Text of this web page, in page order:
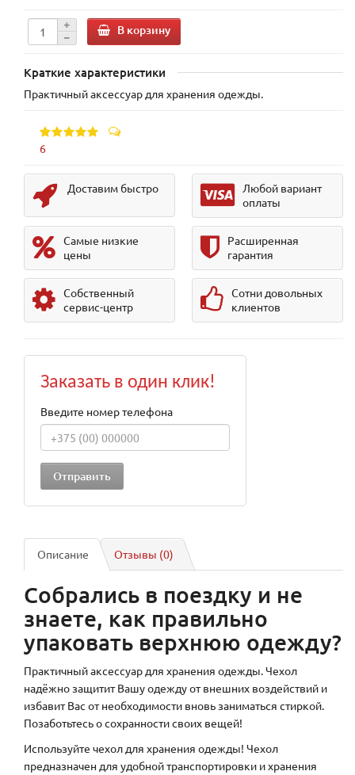
В корзину
Краткие характеристики
Практичный аксессуар для хранения одежды.
6
Доставим быстро
Любой вариант
оплаты
Самые низкие
цены
Расширенная
гарантия
Собственный
сервис-центр
Сотни довольных
клиентов
Заказать в один клик!
Введите номер телефона
Описание Отзывы (0)
Собрались в поездку и не
знаете, как правильно
упаковать верхнюю одежду?
Практичный аксессуар для хранения одежды. Чехол
надёжно защитит Вашу одежду от внешних воздействий и
избавит Вас от необходимости вновь заниматься стиркой.
Позаботьтесь о сохранности своих вещей!
Используйте чехол для хранения одежды! Чехол
предназначен для удобной транспортировки и хранения